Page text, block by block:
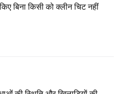
बिना किसी को क्लीन चिट नहीं